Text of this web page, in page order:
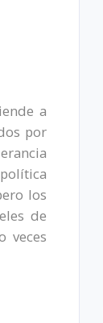
a
por
los
de
veces